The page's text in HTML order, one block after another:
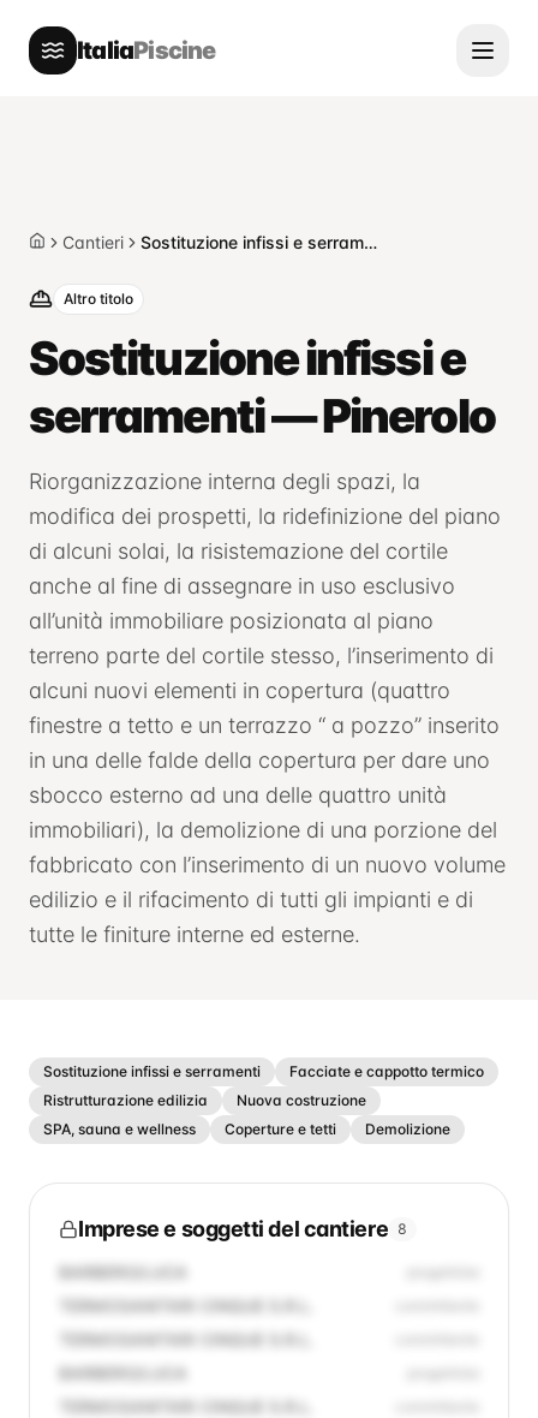
ItaliaPiscine
HomeCantieri Sostituzione infissi e serramenti — Pinerolo
Altro titolo
Sostituzione infissi e
serramenti — Pinerolo
Riorganizzazione interna degli spazi, la
modifica dei prospetti, la ridefinizione del piano
di alcuni solai, la risistemazione del cortile
anche al fine di assegnare in uso esclusivo
all’unità immobiliare posizionata al piano
terreno parte del cortile stesso, l’inserimento di
alcuni nuovi elementi in copertura (quattro
finestre a tetto e un terrazzo “ a pozzo” inserito
in una delle falde della copertura per dare uno
sbocco esterno ad una delle quattro unità
immobiliari), la demolizione di una porzione del
fabbricato con l’inserimento di un nuovo volume
edilizio e il rifacimento di tutti gli impianti e di
tutte le finiture interne ed esterne.
Sostituzione infissi e serramenti
Facciate e cappotto termico
Ristrutturazione edilizia
Nuova costruzione
SPA, sauna e wellness
Coperture e tetti Demolizione
Imprese e soggetti del cantiere 8
BARBERO/LUCA
TERMOSANITARI CINQUE S.R.L.
TERMOSANITARI CINQUE S.R.L.
BARBERO/LUCA
TERMOSANITARI CINQUE S.R.L.